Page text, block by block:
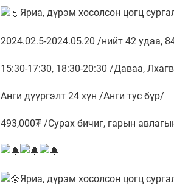
Яриа, дүрэм хосолсон цогц
2024.02.5-2024.05.20 /нийт 42 удаа,
15:30-17:30, 18:30-20:30 /Даваа,
Анги дүүргэлт 24 хүн /Анги тус бүр/
493,000₮ /Сурах бичиг, гарын
Яриа, дүрэм хосолсон цогц